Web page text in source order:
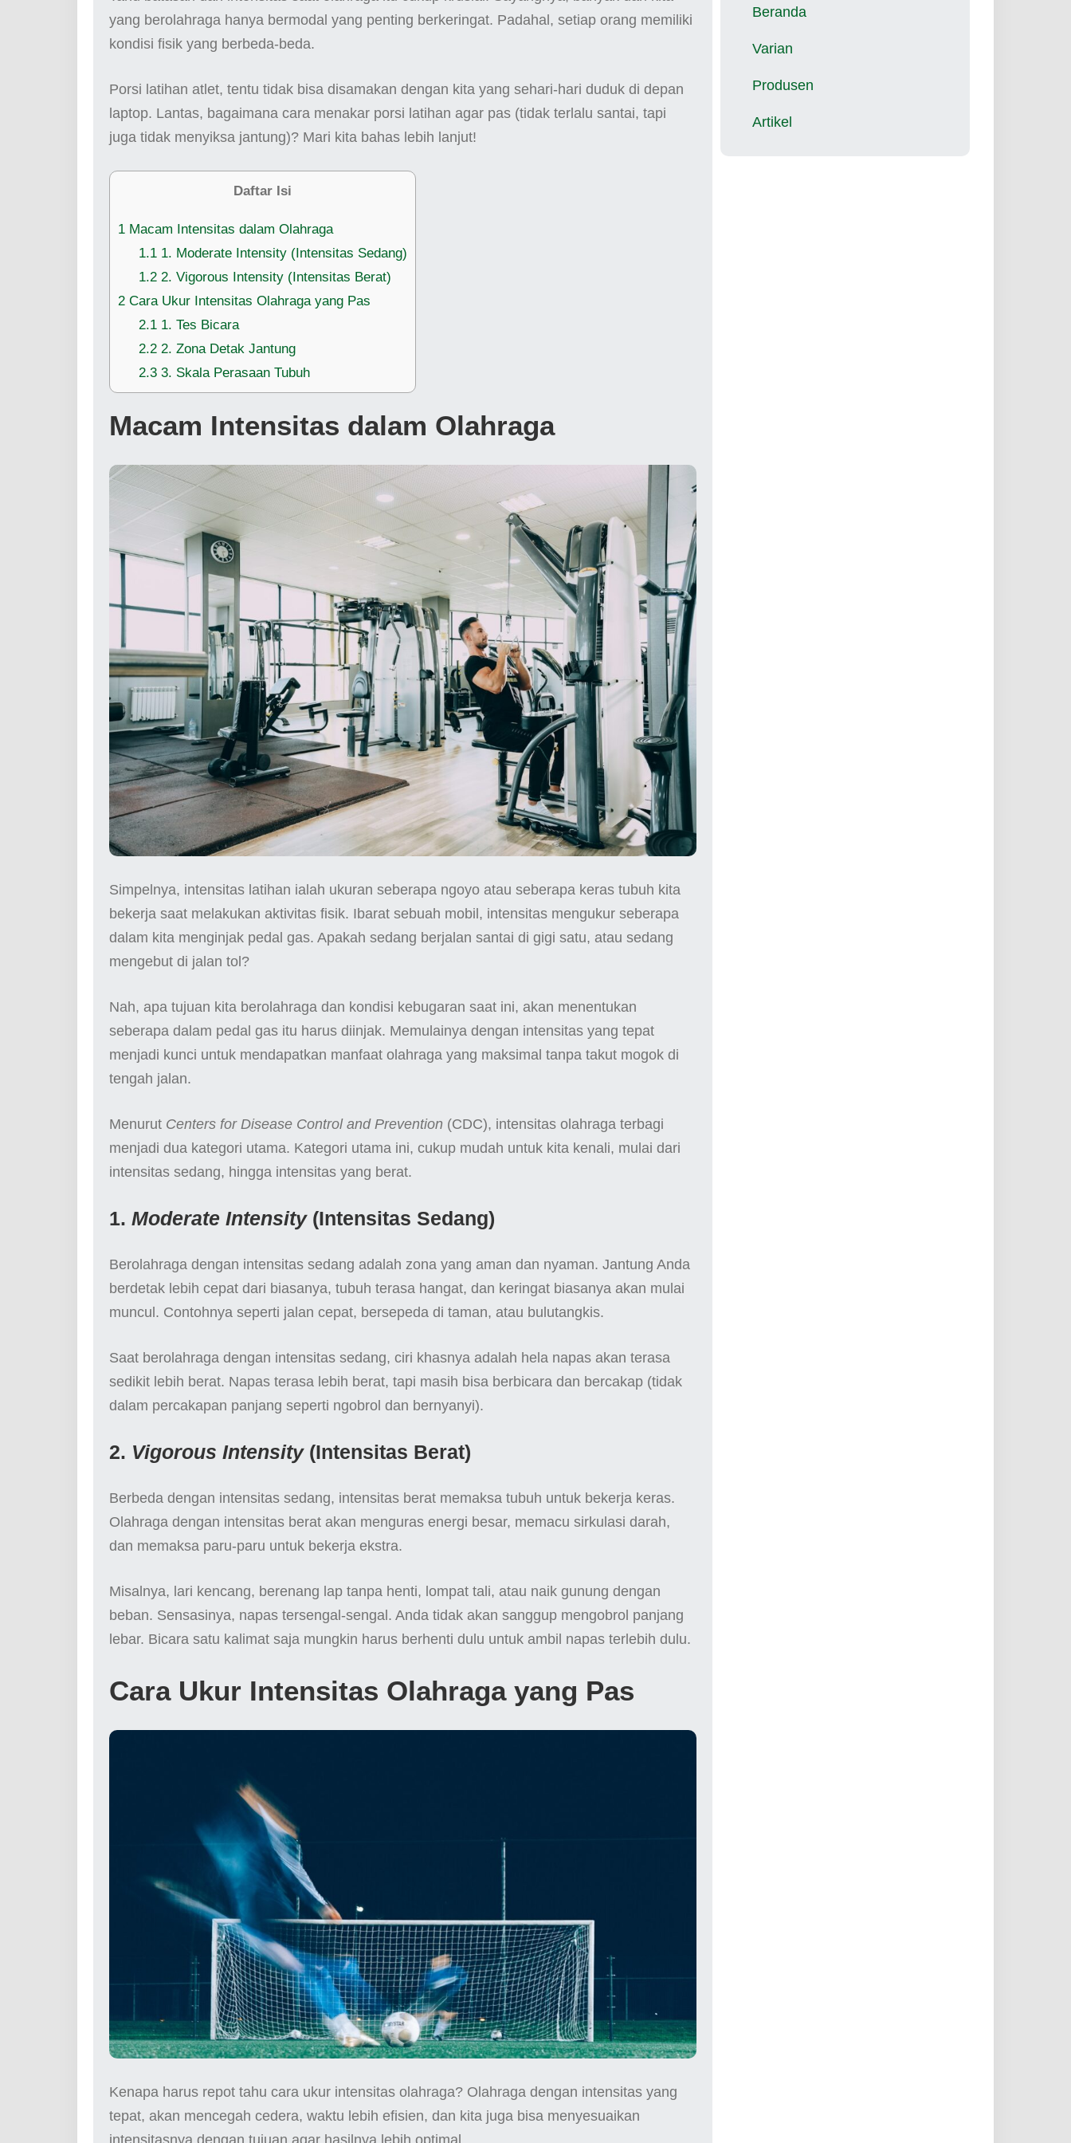
yang berolahraga hanya bermodal yang penting berkeringat. Padahal, setiap orang memiliki
kondisi fisik yang berbeda-beda.
Porsi latihan atlet, tentu tidak bisa disamakan dengan kita yang sehari-hari duduk di depan
laptop. Lantas, bagaimana cara menakar porsi latihan agar pas (tidak terlalu santai, tapi
juga tidak menyiksa jantung)? Mari kita bahas lebih lanjut!
Daftar Isi
1 Macam Intensitas dalam Olahraga
1.11. Moderate Intensity (Intensitas Sedang)
1.22. Vigorous Intensity (Intensitas Berat)
2 Cara Ukur Intensitas Olahraga yang Pas
2.11. Tes Bicara
2.22. Zona Detak Jantung
2.33. Skala Perasaan Tubuh
Macam Intensitas dalam Olahraga
Simpelnya, intensitas latihan ialah ukuran seberapa ngoyo atau seberapa keras tubuh kita
bekerja saat melakukan aktivitas fisik. Ibarat sebuah mobil, intensitas mengukur seberapa
dalam kita menginjak pedal gas. Apakah sedang berjalan santai di gigi satu, atau sedang
mengebut di jalan tol?
Nah, apa tujuan kita berolahraga dan kondisi kebugaran saat ini, akan menentukan
seberapa dalam pedal gas itu harus diinjak. Memulainya dengan intensitas yang tepat
menjadi kunci untuk mendapatkan manfaat olahraga yang maksimal tanpa takut mogok di
tengah jalan.
Menurut Centers for Disease Control and Prevention (CDC), intensitas olahraga terbagi
menjadi dua kategori utama. Kategori utama ini, cukup mudah untuk kita kenali, mulai dari
intensitas sedang, hingga intensitas yang berat.
1. Moderate Intensity(Intensitas Sedang)
Berolahraga dengan intensitas sedang adalah zona yang aman dan nyaman. Jantung Anda
berdetak lebih cepat dari biasanya, tubuh terasa hangat, dan keringat biasanya akan mulai
muncul. Contohnya seperti jalan cepat, bersepeda di taman, atau bulutangkis.
Saat berolahraga dengan intensitas sedang, ciri khasnya adalah hela napas akan terasa
sedikit lebih berat. Napas terasa lebih berat, tapi masih bisa berbicara dan bercakap (tidak
dalam percakapan panjang seperti ngobrol dan bernyanyi).
2. Vigorous Intensity(Intensitas Berat)
Berbeda dengan intensitas sedang, intensitas berat memaksa tubuh untuk bekerja keras.
Olahraga dengan intensitas berat akan menguras energi besar, memacu sirkulasi darah,
dan memaksa paru-paru untuk bekerja ekstra.
Misalnya, lari kencang, berenang lap tanpa henti, lompat tali, atau naik gunung dengan
beban. Sensasinya, napas tersengal-sengal. Anda tidak akan sanggup mengobrol panjang
lebar. Bicara satu kalimat saja mungkin harus berhenti dulu untuk ambil napas terlebih dulu.
Cara Ukur Intensitas Olahraga yang Pas
Kenapa harus repot tahu cara ukur intensitas olahraga? Olahraga dengan intensitas yang
tepat, akan mencegah cedera, waktu lebih efisien, dan kita juga bisa menyesuaikan
Beranda
Varian
Produsen
Artikel